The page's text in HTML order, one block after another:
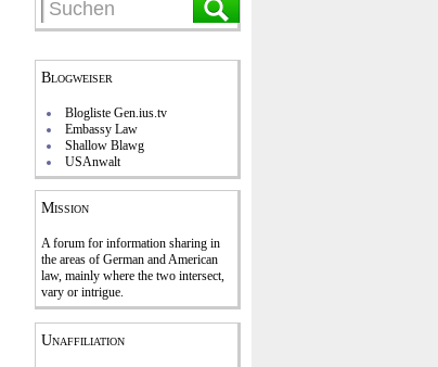
Blogweiser
Blogliste Gen.ius.tv
Embassy Law
Shallow Blawg
USAnwalt
Mission
A forum for information sharing in
the areas of German and American
law, mainly where the two intersect,
vary or intrigue.
Unaffiliation